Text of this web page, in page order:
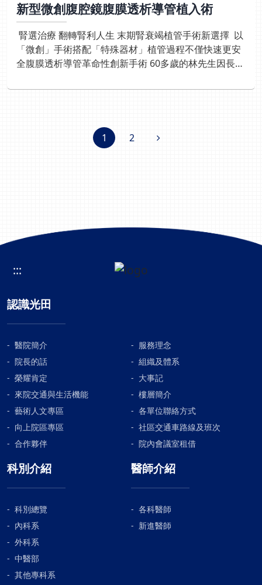
綜合醫院呼籲，疫情期間許多患者因擔心來醫院看診，
而延遲就醫，現在透過視訊看診可以很安心，服務慢性
病人的醫療需求，讓病情獲得控制。 遠距視訊門診 安
全就醫免煩惱 【適用對象】 -病情穩定之慢性病複診患
者 -需開立慢性病連續處方箋
新型微創腹腔鏡腹膜透析導管植入術
腎選治療 翻轉腎利人生 末期腎衰竭植管手術新選擇 以
「微創」手術搭配「特殊器材」植管過程不僅快速更安
全腹膜透析導管革命性創新手術 60多歲的林先生因長年
現他的血清肌酸酐高達正常值的9倍，已達腎臟病末
星期有3天都得向醫院報到，感到人生無自由。 幸經醫
師與林先生及家屬進行衛教後，評估林先生的生活模式
用三番兩次跑醫院。 項目 傳統腹腔鏡腹膜透析植管
分鐘 10分鐘以內 C 切口大小 2 cm 1 cm C 傷口癒合
需縫合筋膜固定 不需縫合 C 傷口數量 3 2 C 出
位、疝氣 極少、無疝氣併發症、導管不易移動C 疼痛
評估 *相關問題請掛「腎臟內科」門診諮詢 腎臟內科 王
家良 醫師介紹及門診時間
1 2
:::
認識光田
醫院簡介
服務理念
院長的話
組織及體系
榮耀肯定
大事記
來院交通與生活機能
樓層簡介
藝術人文專區
各單位聯絡方式
向上院區專區
社區交通車路線及班次
合作夥伴
院內會議室租借
科別介紹
科別總覽
內科系
外科系
中醫部
其他專科系
醫師介紹
各科醫師
新進醫師